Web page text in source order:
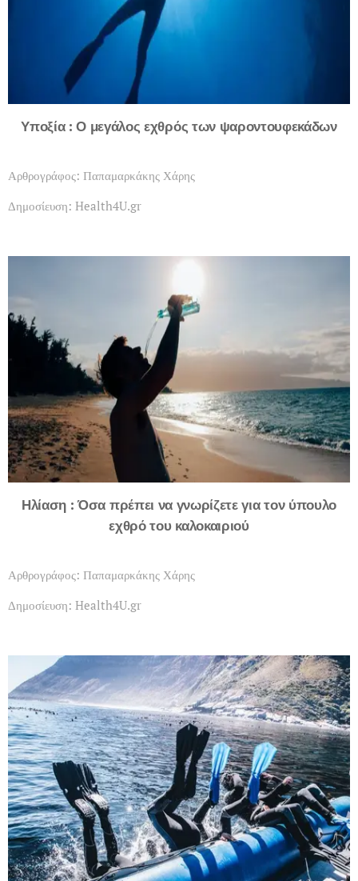
Υποξία : Ο μεγάλος εχθρός των ψαροντουφεκάδων
Αρθρογράφος: Παπαμαρκάκης Χάρης
Δημοσίευση: Health4U.gr
Ηλίαση : Όσα πρέπει να γνωρίζετε για τον ύπουλο
εχθρό του καλοκαιριού
Αρθρογράφος: Παπαμαρκάκης Χάρης
Δημοσίευση: Health4U.gr